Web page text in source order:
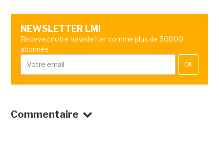
NEWSLETTER LMI
Recevez notre newsletter comme plus de 50000
abonnés
OK
Commentaire